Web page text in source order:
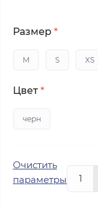
Размер *
M S XS
Цвет *
черн
Очистить
параметры